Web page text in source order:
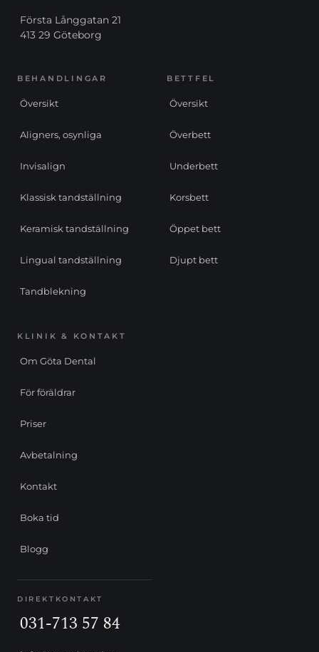
Första Långgatan 21
413 29 Göteborg
BEHANDLINGAR
Översikt
Aligners, osynliga
Invisalign
Klassisk tandställning
Keramisk tandställning
Lingual tandställning
Tandblekning
BETTFEL
Översikt
Överbett
Underbett
Korsbett
Öppet bett
Djupt bett
KLINIK & KONTAKT
Om Göta Dental
För föräldrar
Priser
Avbetalning
Kontakt
Boka tid
Blogg
DIREKTKONTAKT
031-713 57 84